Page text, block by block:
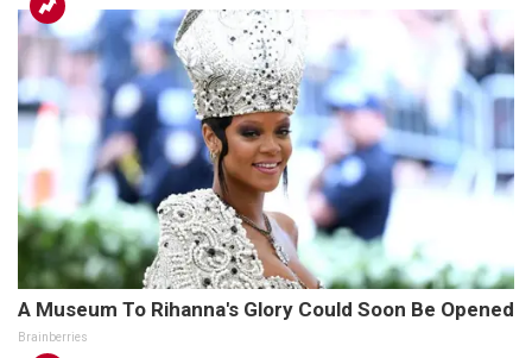
A Museum To Rihanna's Glory Could Soon Be Opened
Brainberries